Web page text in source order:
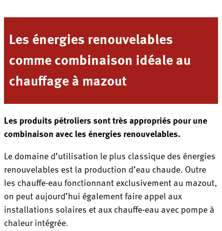
Les énergies renouvelables
comme combinaison idéale au
chauffage à mazout
Les produits pétroliers sont très appropriés pour une
combinaison avec les énergies renouvelables.
Le domaine d’utilisation le plus classique des énergies
renouvelables est la production d’eau chaude. Outre
les chauffe-eau fonctionnant exclusivement au mazout,
on peut aujourd’hui également faire appel aux
installations solaires et aux chauffe-eau avec pompe à
chaleur intégrée.